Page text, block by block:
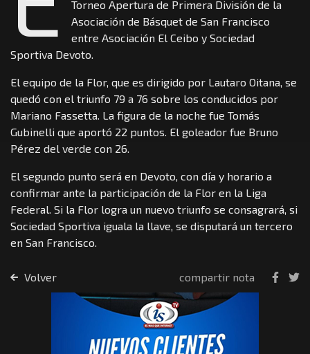
Torneo Apertura de Primera División de la
Asociación de Básquet de San Francisco
entre Asociación El Ceibo y Sociedad
Sportiva Devoto.
El equipo de la Flor, que es dirigido por Lautaro Oitana, se
quedó con el triunfo 79 a 76 sobre los conducidos por
Mariano Fassetta. La figura de la noche fue Tomás
Gubinelli que aportó 22 puntos. El goleador fue Bruno
Pérez del verde con 26.
El segundo punto será en Devoto, con día y horario a
confirmar ante la participación de la Flor en la Liga
Federal. Si la Flor logra un nuevo triunfo se consagrará, si
Sociedad Sportiva iguala la llave, se disputará un tercero
en San Francisco.
Volver compartir nota